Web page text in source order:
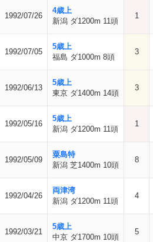
1992/07/26
4歳上
新潟 ダ1200m 11頭
1
1992/07/05
5歳上
福島 ダ1000m 8頭
3
1992/06/13
5歳上
東京 ダ1400m 14頭
3
1992/05/16
5歳上
新潟 ダ1200m 11頭
1
1992/05/09
粟島特
新潟 芝1400m 10頭
8
1992/04/26
両津湾
新潟 ダ1200m 11頭
4
1992/03/21
5歳上
中京 ダ1700m 10頭
5